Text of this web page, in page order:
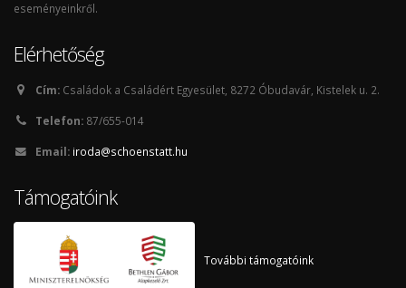
eseményeinkről.
Elérhetőség
Cím: Családok a Családért Egyesület, 8272 Óbudavár, Kistelek u. 2.
Telefon: 87/655-014
Email: iroda@schoenstatt.hu
Támogatóink
További támogatóink